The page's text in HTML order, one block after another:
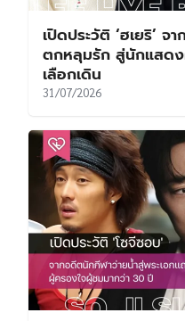
เปิดประวัติ ‘ฮเยริ’ จ
ตกหลุมรัก สู่นักแสดง
เลือกเดิน
31/07/2026